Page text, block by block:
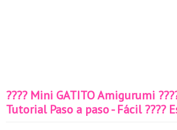
???? Mini GATITO Amigurumi
Tutorial Paso a paso - Fácil ????